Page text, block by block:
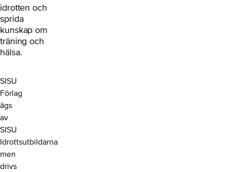
idrotten och
sprida
kunskap om
träning och
hälsa.
SISU
Förlag
ägs
av
SISU
Idrottsutbildarna
men
drivs